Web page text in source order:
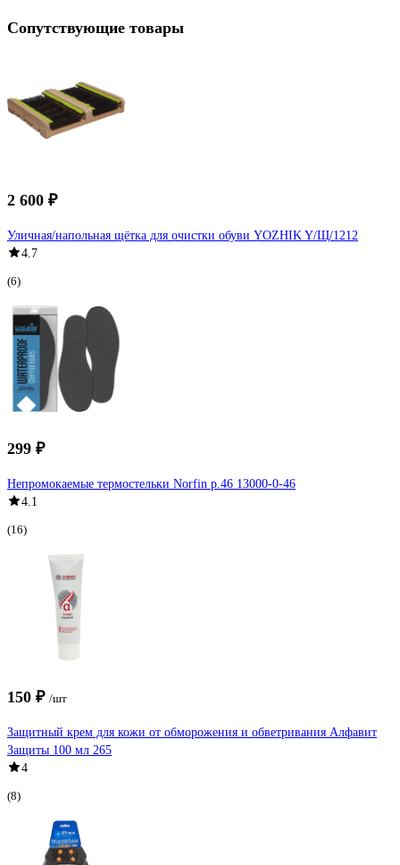
Сопутствующие товары
2 600 ₽
Уличная/напольная щётка для очистки обуви YOZHIK Y/Щ/1212
4.7
(6)
299 ₽
Непромокаемые термостельки Norfin р.46 13000-0-46
4.1
(16)
150 ₽ /шт
Защитный крем для кожи от обморожения и обветривания Алфавит
Защиты 100 мл 265
4
(8)